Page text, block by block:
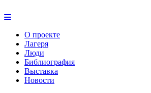
О проекте
Лагеря
Люди
Библиография
Выставка
Новости